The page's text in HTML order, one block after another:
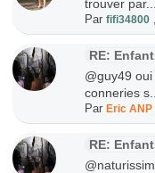
trouver par...
Parfifi34800
RE:
@guy49
conneries s...
ParEric
RE: